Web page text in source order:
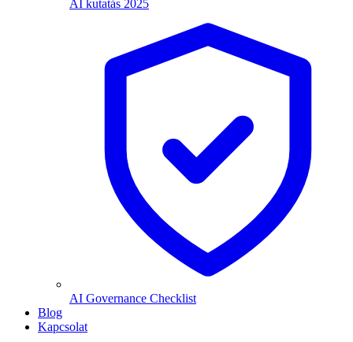
AI kutatás 2025
AI Governance Checklist
Blog
Kapcsolat